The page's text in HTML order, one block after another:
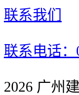
联系我们
联系电话：
2026 广州